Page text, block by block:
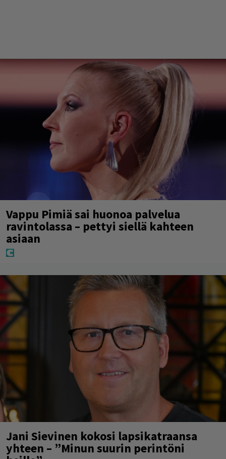
Vappu Pimiä sai huonoa palvelua
ravintolassa – pettyi siellä kahteen
asiaan
Jani Sievinen kokosi lapsikatraansa
yhteen – ”Minun suurin perintöni